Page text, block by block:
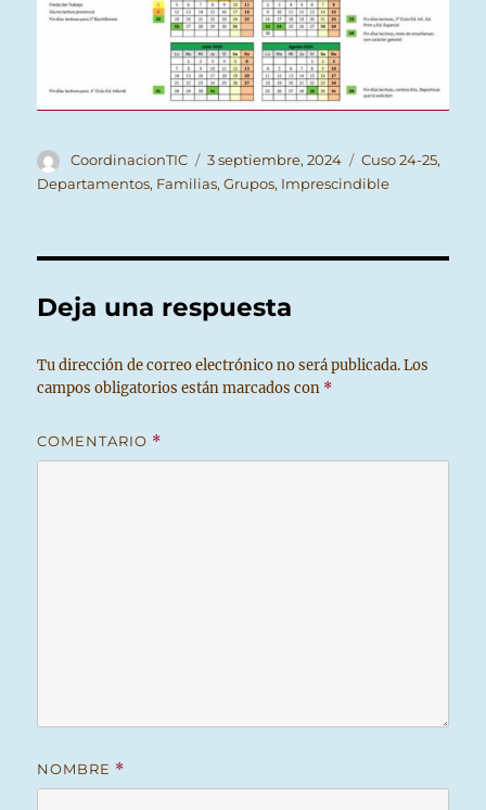
Autor
CoordinacionTIC
Publicado
el
3 septiembre, 2024 Categorías
Cuso 24-25,
Departamentos, Familias,Grupos, Imprescindible
Deja una respuesta
Tu dirección de correo electrónico no será publicada. Los
campos obligatorios están marcados con *
COMENTARIO *
NOMBRE *